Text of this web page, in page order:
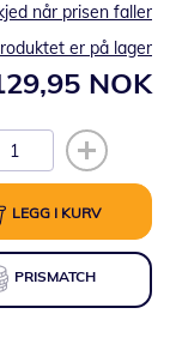
NOK
når prisen faller
er på lager
LEGG I KURV
PRISMATCH